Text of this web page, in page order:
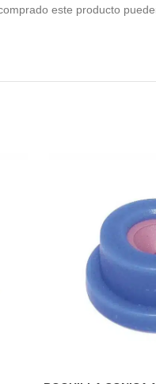
este producto